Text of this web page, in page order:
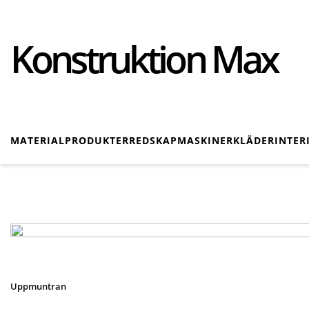
Konstruktion Max
MATERIALPRODUKTERREDSKAPMASKINERKLÄDER
Uppmuntran